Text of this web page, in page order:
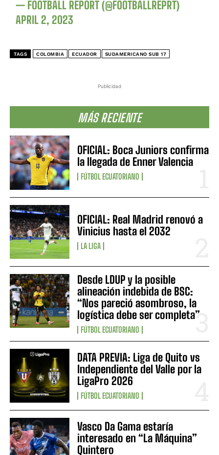
Publicidad
MÁS RECIENTE
OFICIAL: Boca Juniors confirma
la llegada de Enner Valencia
FÚTBOL ECUATORIANO
OFICIAL: Real Madrid renovó a
Vinicius hasta el 2032
LA LIGA
Desde LDUP y la posible
alineación indebida de BSC:
“Nos pareció asombroso, la
logística debe ser completa”
FÚTBOL ECUATORIANO
DATA PREVIA: Liga de Quito vs
Independiente del Valle por la
LigaPro 2026
FÚTBOL ECUATORIANO
Vasco Da Gama estaría
interesado en “La Máquina”
Quintero
— FOOTBALL REPORT (@FOOTBALLREPRT)
APRIL 2, 2023
TAGS COLOMBIA ECUADOR SUDAMERICANO SUB 17